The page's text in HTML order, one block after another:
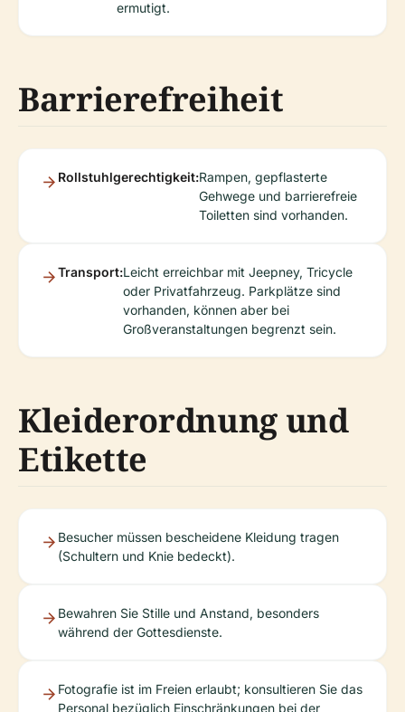
ermutigt.
Barrierefreiheit
Rollstuhlgerechtigkeit:Rampen, gepflasterte
Gehwege und barrierefreie
Toiletten sind vorhanden.
Transport:Leicht erreichbar mit Jeepney, Tricycle
oder Privatfahrzeug. Parkplätze sind
vorhanden, können aber bei
Großveranstaltungen begrenzt sein.
Kleiderordnung und
Etikette
Besucher müssen bescheidene Kleidung tragen
(Schultern und Knie bedeckt).
Bewahren Sie Stille und Anstand, besonders
während der Gottesdienste.
Fotografie ist im Freien erlaubt; konsultieren Sie das
Personal bezüglich Einschränkungen bei der